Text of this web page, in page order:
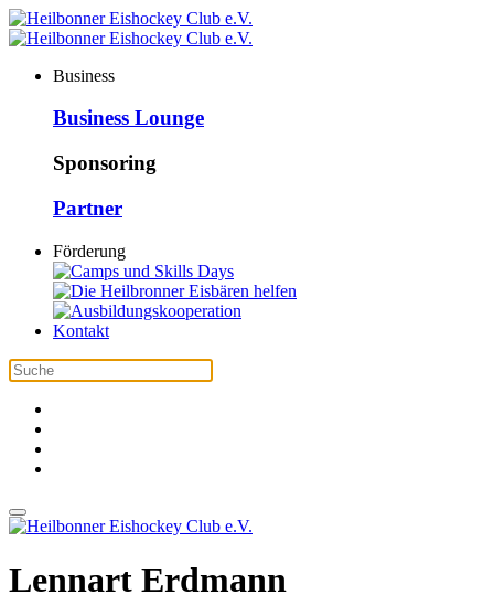
Business
Business Lounge
Sponsoring
Partner
Förderung
Kontakt
Lennart Erdmann